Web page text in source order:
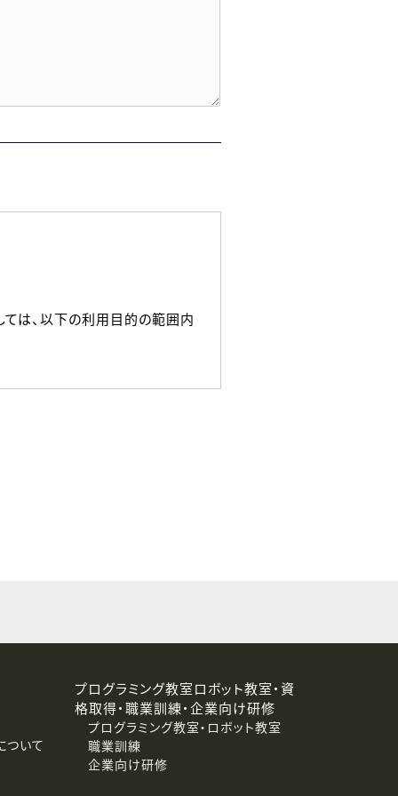
ては、以下の利用目的の範囲内
および第三者への提供停止）
ついて
プログラミング教室ロボット教室・資
格取得・職業訓練・企業向け研修
プログラミング教室・ロボット教室
職業訓練
企業向け研修